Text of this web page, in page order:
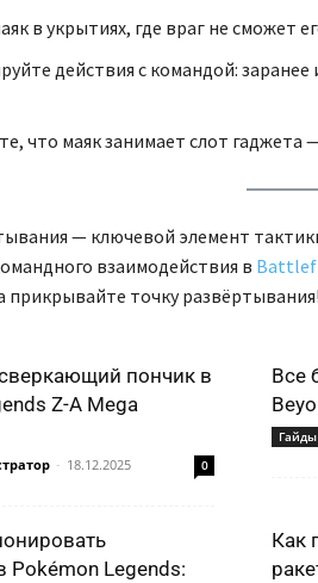
в укрытиях, где враг не сможет
действия с командой:
что маяк занимает слот гаджета
— ключевой элемент
взаимодействия в
прикрывайте точку развёртывания!
пончик в
Z-A Mega
- 18.12.2025 0
Все
Гайды
Pokémon Legends:
Как